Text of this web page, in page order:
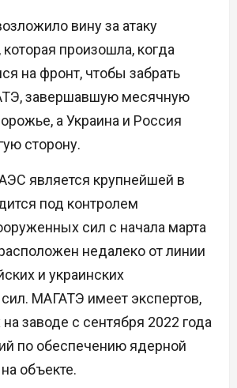
вину за атаку
которая произошла, когда
на фронт, чтобы забрать
завершавшую месячную
а Украина и Россия
сторону.
является крупнейшей в
под контролем
сил с начала марта
недалеко от линии
и украинских
МАГАТЭ имеет экспертов,
заводе с сентября 2022 года
по обеспечению ядерной
объекте.